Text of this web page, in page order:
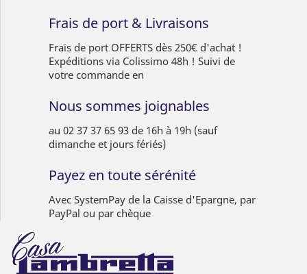
Frais de port & Livraisons
Frais de port OFFERTS dès 250€ d'achat !
Expéditions via Colissimo 48h ! Suivi de
votre commande en
Nous sommes joignables
au 02 37 37 65 93 de 16h à 19h (sauf
dimanche et jours fériés)
Payez en toute sérénité
Avec SystemPay de la Caisse d'Epargne, par
PayPal ou par chèque